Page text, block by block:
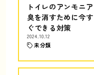
トイレのアンモニア
臭を消すために今す
ぐできる対策
2024.10.12
未分類